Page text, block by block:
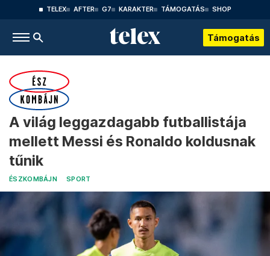
TELEX AFTER G7 KARAKTER TÁMOGATÁS SHOP
Támogatás
A világ leggazdagabb futballistája
mellett Messi és Ronaldo koldusnak
tűnik
ÉSZKOMBÁJN SPORT